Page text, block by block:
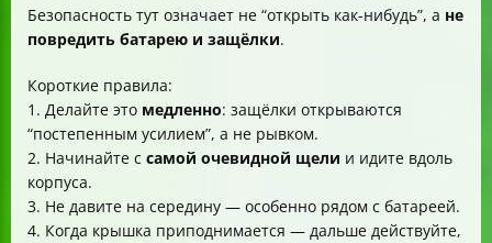
Безопасность тут означает не “открыть как-нибудь”, а не
повредить батарею и защёлки.
Короткие правила:
1. Делайте это медленно: защёлки открываются
“постепенным усилием”, а не рывком.
2. Начинайте с самой очевидной щели и идите вдоль
корпуса.
3. Не давите на середину — особенно рядом с батареей.
4. Когда крышка приподнимается — дальше действуйте,